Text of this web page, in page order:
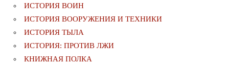
ИСТОРИЯ ВОИН
ИСТОРИЯ ВООРУЖЕНИЯ И ТЕХНИКИ
ИСТОРИЯ ТЫЛА
ИСТОРИЯ: ПРОТИВ ЛЖИ
КНИЖНАЯ ПОЛКА